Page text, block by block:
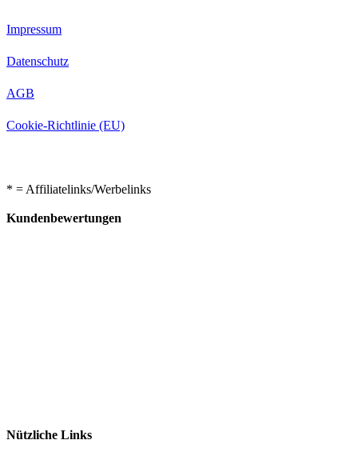
Impressum
Datenschutz
AGB
Cookie-Richtlinie (EU)
* = Affiliatelinks/Werbelinks
Kundenbewertungen
Nützliche Links